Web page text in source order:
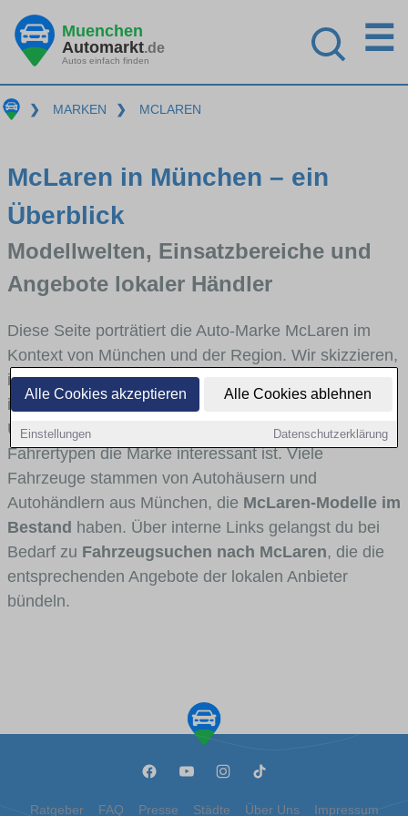
Alle Cookies akzeptieren Alle Cookies ablehnen
Einstellungen Datenschutzerklärung
Muenchen
Automarkt.de
Autos einfach finden
☰
❯ MARKEN ❯ MCLAREN
McLaren in München – ein
Überblick
Modellwelten, Einsatzbereiche und
Angebote lokaler Händler
Diese Seite porträtiert die Auto-Marke McLaren im
Kontext von München und der Region. Wir skizzieren,
in welchen Fahrzeugklassen McLaren stark vertreten
ist, welche Modellreihen häufig im Stadt- und
Umlandverkehr zu sehen sind und für welche
Fahrertypen die Marke interessant ist. Viele
Fahrzeuge stammen von Autohäusern und
Autohändlern aus München, die McLaren-Modelle im
Bestand haben. Über interne Links gelangst du bei
Bedarf zu Fahrzeugsuchen nach McLaren, die die
entsprechenden Angebote der lokalen Anbieter
bündeln.
Ratgeber FAQ Presse Städte Über Uns Impressum